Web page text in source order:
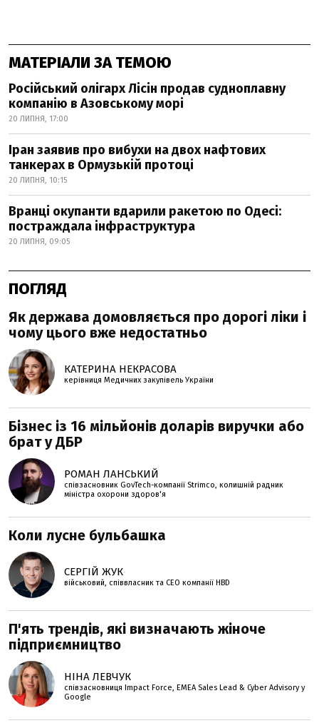
МАТЕРІАЛИ ЗА ТЕМОЮ
Російський олігарх Лісін продав судноплавну
компанію в Азовському морі
20 ЛИПНЯ, 17:00
Іран заявив про вибухи на двох нафтових
танкерах в Ормузькій протоці
20 ЛИПНЯ, 10:15
Вранці окупанти вдарили ракетою по Одесі:
постраждала інфраструктура
20 ЛИПНЯ, 09:05
ПОГЛЯД
Як держава домовляється про дорогі ліки і
чому цього вже недостатньо
КАТЕРИНА НЕКРАСОВА
керівниця Медичних закупівель України
Бізнес із 16 мільйонів доларів виручки або
брат у ДБР
РОМАН ЛАНСЬКИЙ
співзасновник GovTech-компанії Strimco, колишній радник
міністра охорони здоров'я
Коли лусне бульбашка
СЕРГІЙ ЖУК
військовий, співвласник та СЕО компанії HBD
П'ять трендів, які визначають жіноче
підприємництво
НІНА ЛЕВЧУК
співзасновниця Impact Force, EMEA Sales Lead & Cyber Advisory у
Google